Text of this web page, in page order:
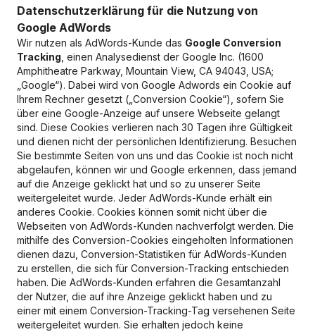
Datenschutzerklärung für die Nutzung von
Google AdWords
Wir nutzen als AdWords-Kunde das Google Conversion
Tracking , einen Analysedienst der Google Inc. (1600
Amphitheatre Parkway, Mountain View, CA 94043, USA;
„Google“). Dabei wird von Google Adwords ein Cookie auf
Ihrem Rechner gesetzt („Conversion Cookie“), sofern Sie
über eine Google-Anzeige auf unsere Webseite gelangt
sind. Diese Cookies verlieren nach 30 Tagen ihre Gültigkeit
und dienen nicht der persönlichen Identifizierung. Besuchen
Sie bestimmte Seiten von uns und das Cookie ist noch nicht
abgelaufen, können wir und Google erkennen, dass jemand
auf die Anzeige geklickt hat und so zu unserer Seite
weitergeleitet wurde. Jeder AdWords-Kunde erhält ein
anderes Cookie. Cookies können somit nicht über die
Webseiten von AdWords-Kunden nachverfolgt werden. Die
mithilfe des Conversion-Cookies eingeholten Informationen
dienen dazu, Conversion-Statistiken für AdWords-Kunden
zu erstellen, die sich für Conversion-Tracking entschieden
haben. Die AdWords-Kunden erfahren die Gesamtanzahl
der Nutzer, die auf ihre Anzeige geklickt haben und zu
einer mit einem Conversion-Tracking-Tag versehenen Seite
weitergeleitet wurden. Sie erhalten jedoch keine